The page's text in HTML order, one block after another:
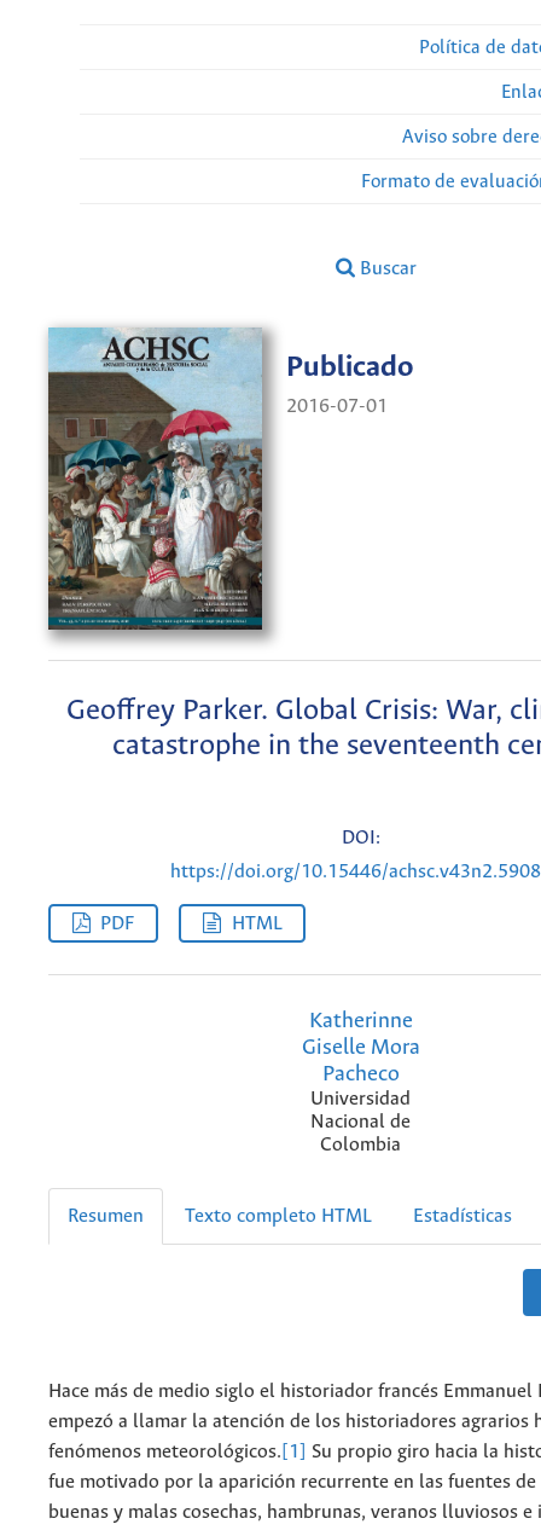
Política de
Aviso sobre
Formato de
Buscar
Publicado
2016-07-01
Geoffrey Parker. Global Crisis: War,
catastrophe in the seventeenth
DOI:
https://doi.org/10.15446/
PDF HTML
Katherinne
Giselle Mora
Pacheco
Universidad
Nacional de
Colombia
Resumen Texto completo HTML Estadísticas
Hace más de medio siglo el historiador francés Emmanuel
empezó a llamar la atención de los historiadores agrarios
fenómenos meteorológicos. [1]
Su propio giro hacia la
fue motivado por la aparición recurrente en las fuentes de
buenas y malas cosechas, hambrunas, veranos lluviosos